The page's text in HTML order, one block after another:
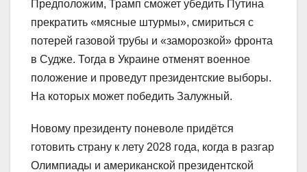
Предположим, Трамп сможет убедить Путина
прекратить «мясные штурмы», смириться с
потерей газовой трубы и «заморозкой» фронта
в Судже. Тогда в Украине отменят военное
положение и проведут президентские выборы.
На которых может победить Залужный.
Новому президенту поневоле придётся
готовить страну к лету 2028 года, когда в разгар
Олимпиады и американской президентской